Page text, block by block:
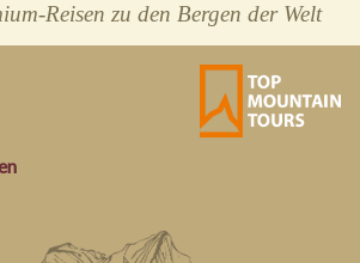
Reisen zu den Bergen der Welt